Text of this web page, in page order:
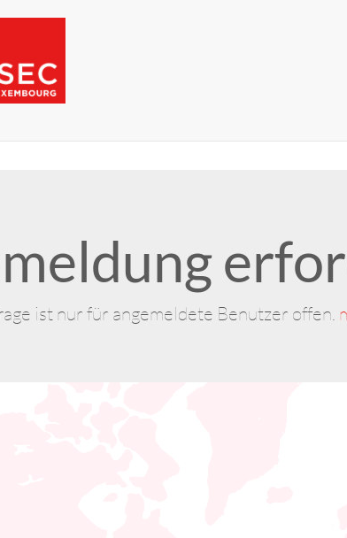
ist nur für angemeldete Benutzer offen.